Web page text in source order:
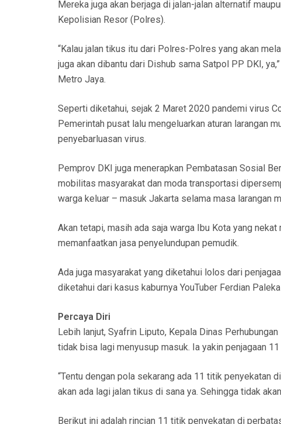
Mereka juga akan berjaga di jalan-jalan alternatif
Kepolisian Resor (Polres).
“Kalau jalan tikus itu dari Polres-Polres yang akan
juga akan dibantu dari Dishub sama Satpol PP DKI,
Metro Jaya.
Seperti diketahui, sejak 2 Maret 2020 pandemi virus
Pemerintah pusat lalu mengeluarkan aturan larangan
penyebarluasan virus.
Pemprov DKI juga menerapkan Pembatasan Sosial
mobilitas masyarakat dan moda transportasi
warga keluar – masuk Jakarta selama masa larangan
Akan tetapi, masih ada saja warga Ibu Kota yang
memanfaatkan jasa penyelundupan pemudik.
Ada juga masyarakat yang diketahui lolos dari
diketahui dari kasus kaburnya YouTuber Ferdian
Percaya Diri
Lebih lanjut, Syafrin Liputo, Kepala Dinas
tidak bisa lagi menyusup masuk. Ia yakin penjagaan
“Tentu dengan pola sekarang ada 11 titik
akan ada lagi jalan tikus di sana ya. Sehingga tidak
Berikut ini adalah rincian 11 titik penyekatan di